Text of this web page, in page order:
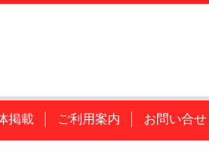
掲載 ご利用案内 お問い合せ